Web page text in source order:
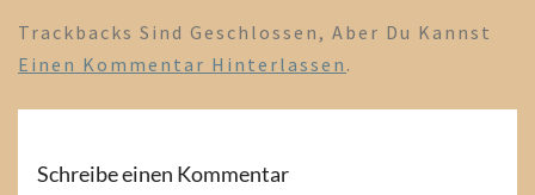
Trackbacks Sind Geschlossen, Aber Du Kannst
Einen Kommentar Hinterlassen .
Schreibe einen Kommentar